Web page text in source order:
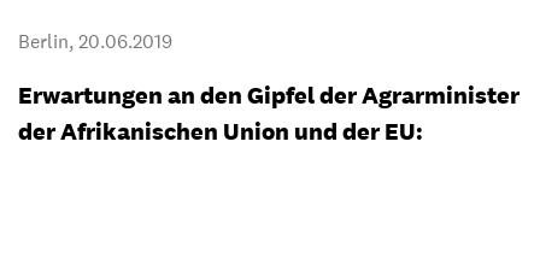
Berlin,20.06.2019
Erwartungen an den Gipfel der Agrarminister
der Afrikanischen Union und der EU: